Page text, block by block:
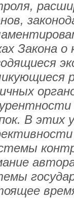
Закона
В этих